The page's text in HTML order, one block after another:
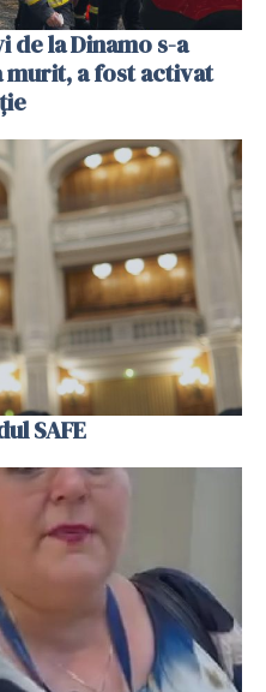
la Dinamo s-a
murit, a fost activat
SAFE